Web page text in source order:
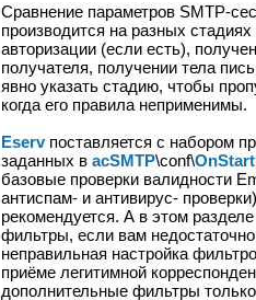
Сравнение параметров SMTP-
производится на разных
авторизации (если есть),
получателя, получении тела
явно указать стадию, чтобы
когда его правила неприменимы.
Eservпоставляется с набором
заданных в acSMTP\conf\
базовые проверки валидности
антиспам- и антивирус-
рекомендуется. А в этом
фильтры, если вам
неправильная настройка
приёме легитимной
дополнительные фильтры